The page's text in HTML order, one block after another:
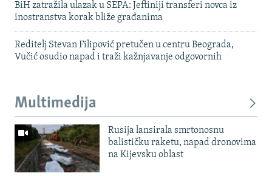
BiH zatražila ulazak u SEPA: Jeftiniji transferi novca iz
inostranstva korak bliže građanima
Reditelj Stevan Filipović pretučen u centru Beograda,
Vučić osudio napad i traži kažnjavanje odgovornih
Multimedija
Rusija lansirala smrtonosnu
balističku raketu, napad dronovima
na Kijevsku oblast